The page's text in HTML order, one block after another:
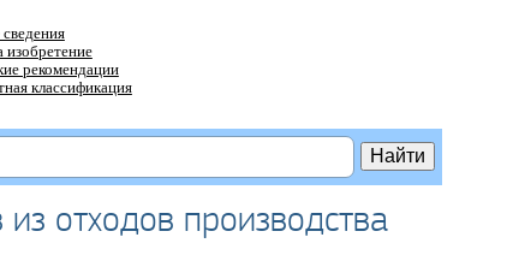
изобретение
рекомендации
классификация
отходов производства